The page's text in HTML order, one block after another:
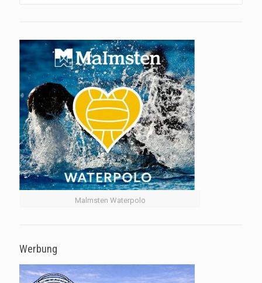
Malmsten Waterpolo
Werbung